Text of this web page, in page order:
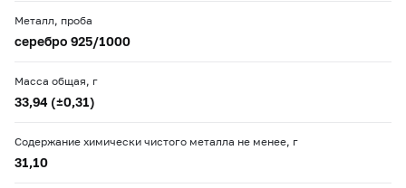
Металл, проба
серебро 925/1000
Масса общая, г
33,94 (±0,31)
Содержание химически чистого металла не менее, г
31,10